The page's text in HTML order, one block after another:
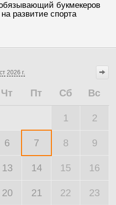
букмекеров
развитие спорта
2026 г.
Чт Пт Сб Вс
1 2
6 7 8 9
13 14 15 16
20 21 22 23